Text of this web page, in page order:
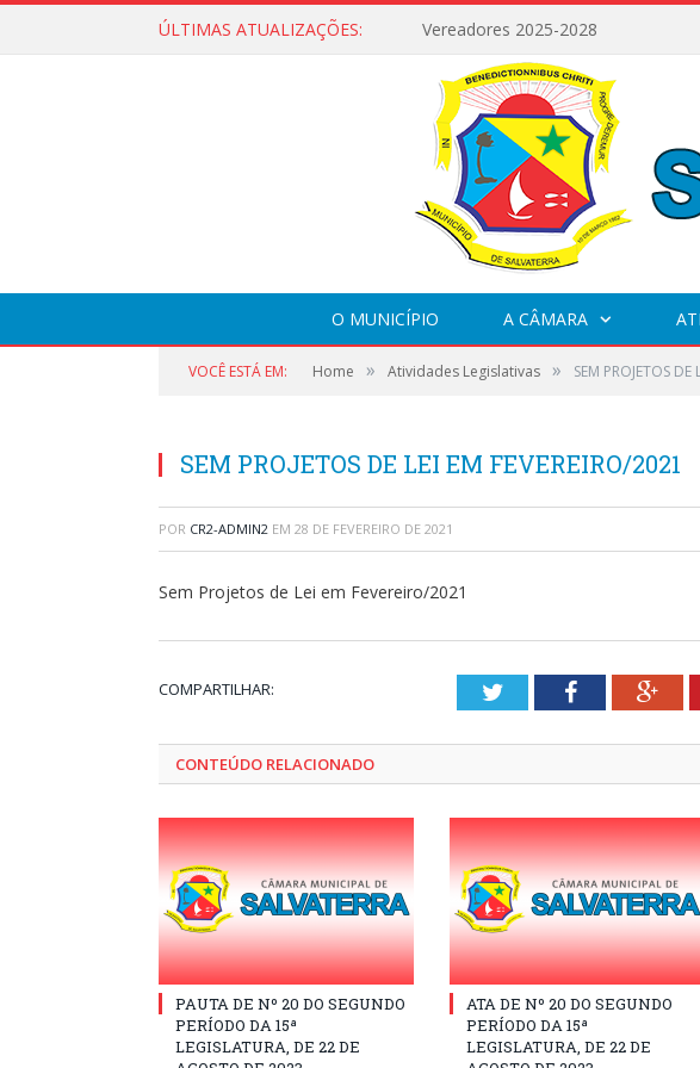
ÚLTIMAS ATUALIZAÇÕES: Vereadores 2025-2028
O MUNICÍPIO A CÂMARA
VOCÊ ESTÁ EM: Home » Atividades Legislativas » SEM PROJETOS DE
SEM PROJETOS DE LEI EM FEVEREIRO/2021
POR CR2-ADMIN2 EM 28 DE FEVEREIRO DE 2021
Sem Projetos de Lei em Fevereiro/2021
COMPARTILHAR: TwitterFacebook
CONTEÚDO RELACIONADO
PAUTA DE Nº 20 DO SEGUNDO
PERÍODO DA 15ª
LEGISLATURA, DE 22 DE
ATA DE Nº 20 DO SEGUNDO
PERÍODO DA 15ª
LEGISLATURA, DE 22 DE